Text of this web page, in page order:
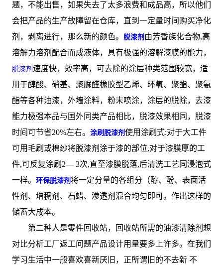
题，不能出售，如果失去了太多浪费和成品高，所以他们
会把产品的生产故障留在仓库，直到一定量时间购买净化
剂，剥离进行，那么新的颜色。
脱漆剂 由芳香族化合物,高
溶解力溶剂配合而成液体，具有极强的溶解漆膜的能力，
脱漆剂 速度快，效率高，可去除的涂层种类范围较宽，适
用于醇酸、硝基、聚脲醛橡胶型乙烯、环氧、聚酯、聚氨
酯等各种油漆，外墙涂料，粉末喷涂，涂层的脱除，去漆
能力极强本品与国外同类产品相比，脱漆效果相同，脱漆
时间可节省20%左右。 涂刷脱漆剂 使用涂刷式:对于大工件
可用毛刷或棉纱将脱漆剂涂于漆的部位,对于漆膜厚的工
件,可反复涂刷2— 3次,直至漆膜脱落,后清洗工艺同浸泡式
一样。 环保脱漆剂 将一定分量的各组分（醇、酚、表面活
性剂、增稠剂、石蜡、渗透剂混合均匀即可。作出这样的
储蓄大成本。
第二种人是零件回收站，回收站所需的油漆清除剂想
对比分析工厂返工问题产品设计用量要多上许多。在我们
学习生活中一般喜欢喜新厌旧，正所谓旧的不去新 不